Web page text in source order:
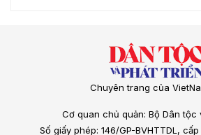
Chuyên trang của
Cơ quan chủ quản: Bộ Dân tộc
Số giấy phép: 146/GP-BVHTTDL,